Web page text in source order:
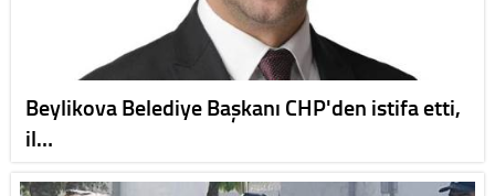
Beylikova Belediye Başkanı CHP'den istifa etti,
il…